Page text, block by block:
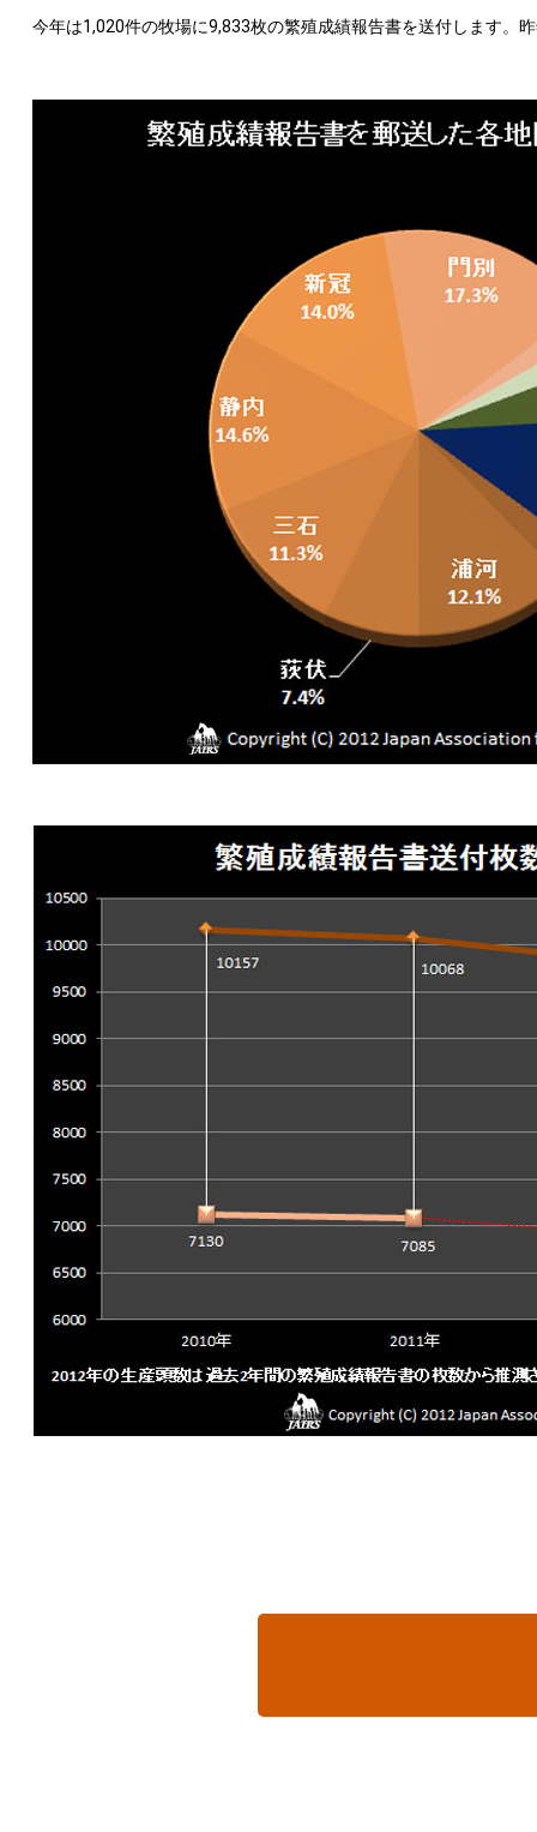
今年は1,020件の牧場に9,833枚の繁殖成績報告書を送付します。